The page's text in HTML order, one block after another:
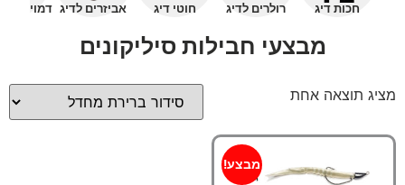
חכות דיג רולרים לדיג חוטי דיג אביזרים לדיג דמויים
מבצעי חבילות סיליקונים
מציג תוצאה אחת
מבצע!